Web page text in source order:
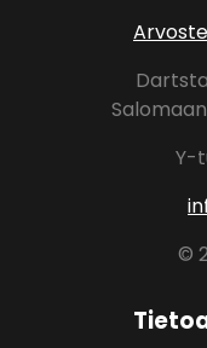
Y-
©